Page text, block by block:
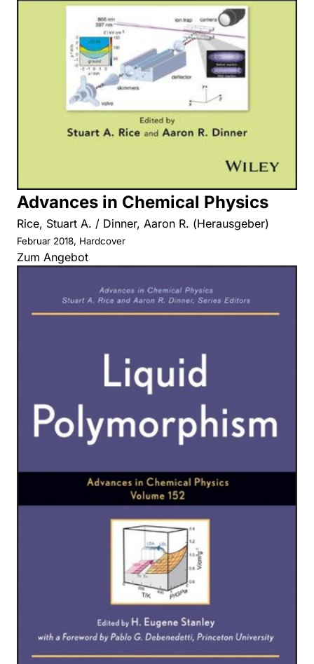
Advances in Chemical Physics
Rice, Stuart A. / Dinner, Aaron R. (Herausgeber)
Februar 2018, Hardcover
Zum Angebot